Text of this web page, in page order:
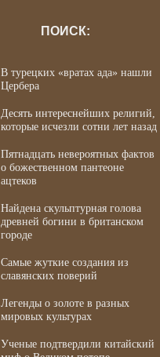
ПОИСК:
В турецких «вратах ада» нашли
Цербера
Десять интереснейших религий,
которые исчезли сотни лет назад
Пятнадцать невероятных фактов
о божественном пантеоне
ацтеков
Найдена скульптурная голова
древней богини в британском
городе
Самые жуткие создания из
славянских поверий
Легенды о золоте в разных
мировых культурах
Ученые подтвердили китайский